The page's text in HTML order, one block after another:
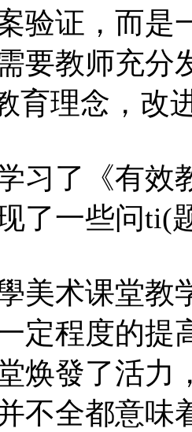
验证，而是
要教师充分
育理念，改
习了《有效
了一些问ti(
美术课堂教
定程度的提
焕發了活力
不全都意味